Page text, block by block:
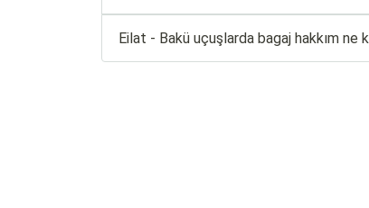
Eilat - Bakü uçuşlarda bagaj hakkım ne